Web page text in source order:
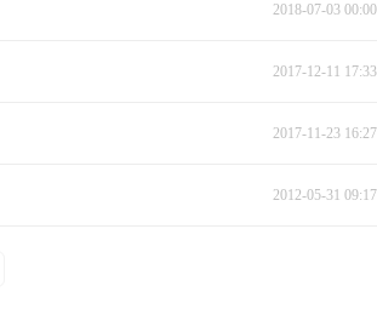
2018-07-03
2017-12-11
2017-11-23
2012-05-31